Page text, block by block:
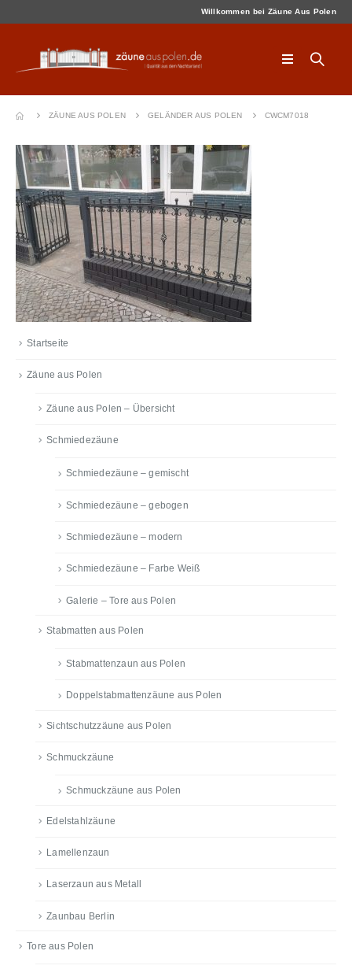
Willkommen bei Zäune Aus Polen
ZÄUNE AUS POLEN GELÄNDER AUS POLEN CWCM7018
Startseite
Zäune aus Polen
Zäune aus Polen – Übersicht
Schmiedezäune
Schmiedezäune – gemischt
Schmiedezäune – gebogen
Schmiedezäune – modern
Schmiedezäune – Farbe Weiß
Galerie – Tore aus Polen
Stabmatten aus Polen
Stabmattenzaun aus Polen
Doppelstabmattenzäune aus Polen
Sichtschutzzäune aus Polen
Schmuckzäune
Schmuckzäune aus Polen
Edelstahlzäune
Lamellenzaun
Laserzaun aus Metall
Zaunbau Berlin
Tore aus Polen